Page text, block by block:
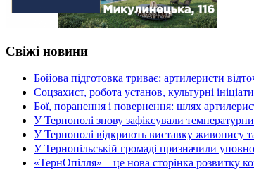
Свіжі новини
Бойова підготовка триває: артилеристи
Соцзахист, робота установ, культурні
Бої, поранення і повернення: шлях
У Тернополі знову зафіксували
У Тернополі відкриють виставку живопису
У Тернопільській громаді призначили
«ТернОпілля» – це нова сторінка розвитку